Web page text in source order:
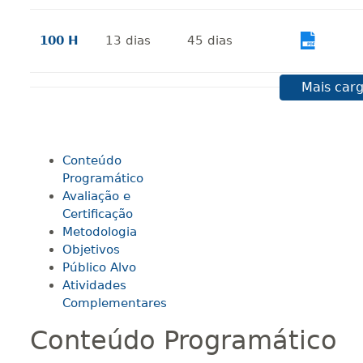
100 H 13 dias 45 dias
140 H 18
160 H 20dias
180 H 23dias
dias
Mais
Conteúdo
Programático
Avaliação e
Certificação
Metodologia
Objetivos
Público Alvo
Atividades
Complementares
Conteúdo Programático